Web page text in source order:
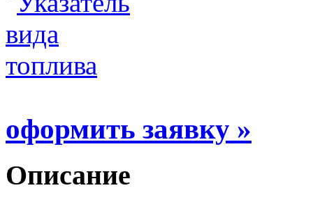
оформить заявку »
Описание